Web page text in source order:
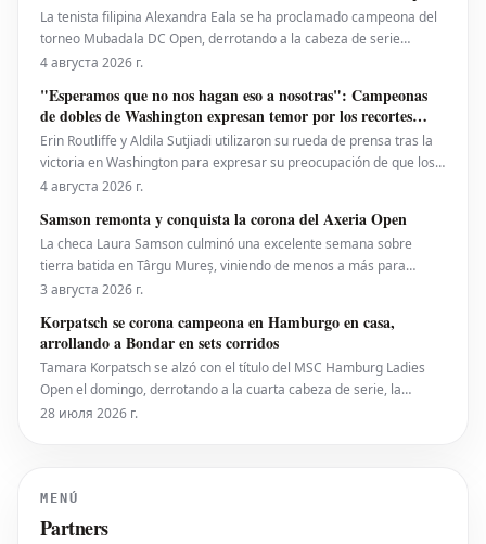
La tenista filipina Alexandra Eala se ha proclamado campeona del
torneo Mubadala DC Open, derrotando a la cabeza de serie
número uno, la estadounidense Jessica Pegula, con un marcador
puesto 28 del ranking mundial, demostró su
4 августа 2026 г.
"Esperamos que no nos hagan eso a nosotras": Campeonas
de dobles de Washington expresan temor por los recortes
propuestos por la ATP que se extienden a la WTA
Erin Routliffe y Aldila Sutjiadi utilizaron su rueda de prensa tras la
victoria en Washington para expresar su preocupación de que los
recortes propuestos por la ATP en dobles puedan llegar
iniciativa separada de la ATP para colocar
4 августа 2026 г.
Samson remonta y conquista la corona del Axeria Open
La checa Laura Samson culminó una excelente semana sobre
tierra batida en Târgu Mureș, viniendo de menos a más para
derrotar a la máxima favorita, la española Kaitlin Quevedo, por 2-6,
Intaro Sport. El evento WTA 125 en Rumanía viv
3 августа 2026 г.
Korpatsch se corona campeona en Hamburgo en casa,
arrollando a Bondar en sets corridos
Tamara Korpatsch se alzó con el título del MSC Hamburg Ladies
Open el domingo, derrotando a la cuarta cabeza de serie, la
húngara Anna Bondar, por 6-3, 6-3 en la final. Con esta victoria,
28 июля 2026 г.
MENÚ
Partners